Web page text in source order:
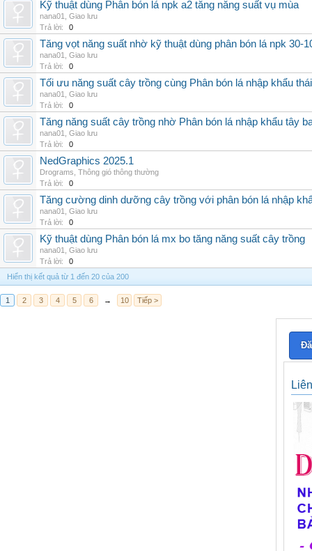
Kỹ thuật dùng Phân bón lá npk a2 tăng năng suất vụ mùa
nana01
Giao lưu
Trả lời:
0
Tăng vọt năng suất nhờ kỹ thuật dùng phân bón lá npk 30-
nana01
Giao lưu
Trả lời:
0
Tối ưu năng suất cây trồng cùng Phân bón lá nhập khẩu
nana01
Giao lưu
Trả lời:
0
Tăng năng suất cây trồng nhờ Phân bón lá nhập khẩu tây
nana01
Giao lưu
Trả lời:
0
NedGraphics 2025.1
Drograms Thông gió thông thường
Trả lời:
0
Tăng cường dinh dưỡng cây trồng với phân bón lá nhập
nana01
Giao lưu
Trả lời:
0
Kỹ thuật dùng Phân bón lá mx bo tăng năng suất cây trồng
nana01
Giao lưu
Trả lời:
0
Hiển thị kết quả từ 1 đến 20 của 200
1 2 3 4 5 6 → 10 Tiếp >